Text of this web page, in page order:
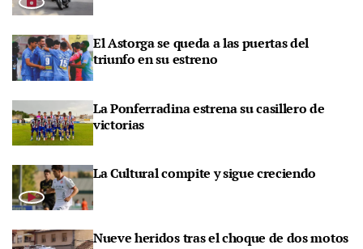
El Astorga se queda a las puertas del
triunfo en su estreno
La Ponferradina estrena su casillero de
victorias
La Cultural compite y sigue creciendo
Nueve heridos tras el choque de dos motos